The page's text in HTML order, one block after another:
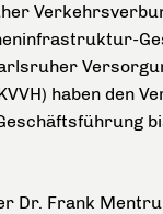
haben den
Dr. Frank